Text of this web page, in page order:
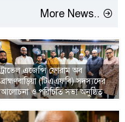
More News..
ট্রাভেল এজেন্সি ফোরাম অব
ব্রাহ্মণবাড়িয়া (টিএএফবি) সদস্যদের
আলোচনা ও পরিচিতি সভা অনুষ্ঠিত